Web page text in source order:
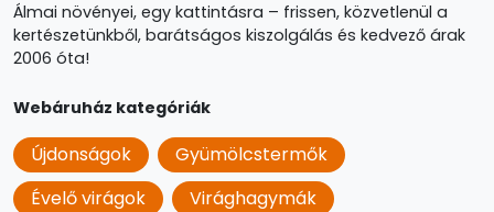
Álmai növényei, egy kattintásra – frissen, közvetlenül a
kertészetünkből, barátságos kiszolgálás és kedvező árak
2006 óta!
Webáruház kategóriák
Újdonságok
Gyümölcstermők
Évelő virágok
Virághagymák